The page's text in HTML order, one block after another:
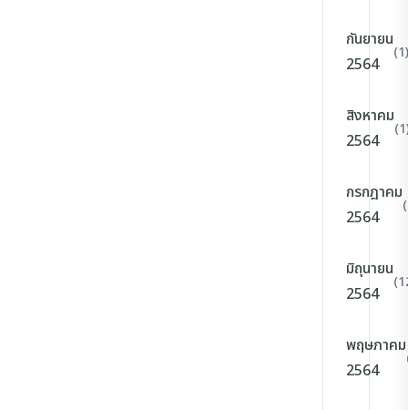
กันยายน
2564
(1)
สิงหาคม
2564
กรกฎาคม
2564
มิถุนายน
2564
พฤษภาคม
2564